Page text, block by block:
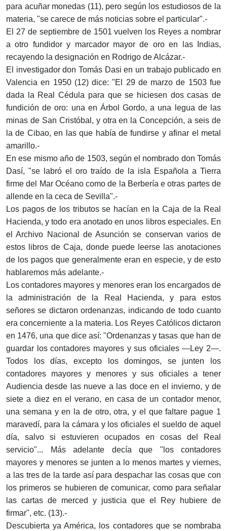
para acuñar monedas (11), pero según los estudiosos de la
materia, "se carece de más noticias sobre el particular".-
El 27 de septiembre de 1501 vuelven los Reyes a nombrar
a otro fundidor y marcador mayor de oro en las Indias,
recayendo la designación en Rodrigo de Alcázar.-
El investigador don Tomás Dasi en un trabajo publicado en
Valencia en 1950 (12) dice: "El 29 de marzo de 1503 fue
dada la Real Cédula para que se hiciesen dos casas de
fundición de oro: una en Árbol Gordo, a una legua de las
minas de San Cristóbal, y otra en la Concepción, a seis de
la de Cibao, en las que había de fundirse y afinar el metal
amarillo.-
En ese mismo año de 1503, según el nombrado don Tomás
Dasí, "se labró el oro traído de la isla Española a Tierra
firme del Mar Océano como de la Berbería e otras partes de
allende en la ceca de Sevilla".-
Los pagos de los tributos se hacían en la Caja de la Real
Hacienda, y todo era anotado en unos libros especiales. En
el Archivo Nacional de Asunción se conservan varios de
estos libros de Caja, donde puede leerse las anotaciones
de los pagos que generalmente eran en especie, y de esto
hablaremos más adelante.-
Los contadores mayores y menores eran los encargados de
la administración de la Real Hacienda, y para estos
señores se dictaron ordenanzas, indicando de todo cuanto
era concerniente a la materia. Los Reyes Católicos dictaron
en 1476, una que dice así: "Ordenanzas y tasas que han de
guardar los contadores mayores y sus oficiales —Ley 2—.
Todos los días, excepto los domingos, se junten los
contadores mayores y menores y sus oficiales a tener
Audiencia desde las nueve a las doce en el invierno, y de
siete a diez en el verano, en casa de un contador menor,
una semana y en la de otro, otra, y el que faltare pague 1
maravedí, para la cámara y los oficiales el sueldo de aquel
día, salvo si estuvieren ocupados en cosas del Real
servicio"... Más adelante decía que "los contadores
mayores y menores se junten a lo menos martes y viernes,
a las tres de la tarde así para despachar las cosas que con
los primeros se hubieren de comunicar, como para señalar
las cartas de merced y justicia que el Rey hubiere de
firmar", etc. (13).-
Descubierta ya América, los contadores que se nombraba